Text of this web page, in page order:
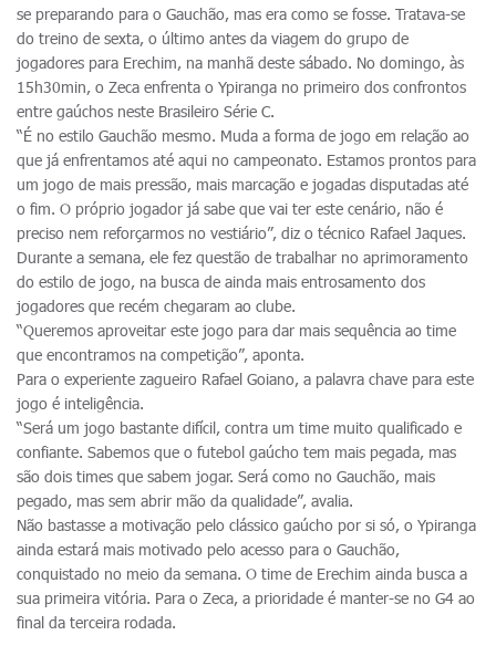
se preparando para o Gauchão, mas era como se fosse. Tratava-se
do treino de sexta, o último antes da viagem do grupo de
jogadores para Erechim, na manhã deste sábado. No domingo, às
15h30min, o Zeca enfrenta o Ypiranga no primeiro dos confrontos
entre gaúchos neste Brasileiro Série C.
“É no estilo Gauchão mesmo. Muda a forma de jogo em relação ao
que já enfrentamos até aqui no campeonato. Estamos prontos para
um jogo de mais pressão, mais marcação e jogadas disputadas até
o fim. O próprio jogador já sabe que vai ter este cenário, não é
preciso nem reforçarmos no vestiário”, diz o técnico Rafael Jaques.
Durante a semana, ele fez questão de trabalhar no aprimoramento
do estilo de jogo, na busca de ainda mais entrosamento dos
jogadores que recém chegaram ao clube.
“Queremos aproveitar este jogo para dar mais sequência ao time
que encontramos na competição”, aponta.
Para o experiente zagueiro Rafael Goiano, a palavra chave para este
jogo é inteligência.
“Será um jogo bastante difícil, contra um time muito qualificado e
confiante. Sabemos que o futebol gaúcho tem mais pegada, mas
são dois times que sabem jogar. Será como no Gauchão, mais
pegado, mas sem abrir mão da qualidade”, avalia.
Não bastasse a motivação pelo clássico gaúcho por si só, o Ypiranga
ainda estará mais motivado pelo acesso para o Gauchão,
conquistado no meio da semana. O time de Erechim ainda busca a
sua primeira vitória. Para o Zeca, a prioridade é manter-se no G4 ao
final da terceira rodada.